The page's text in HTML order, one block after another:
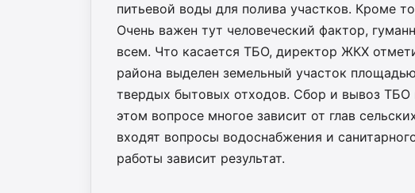
питьевой воды для полива участков. Кроме
Очень важен тут человеческий фактор,
всем. Что касается ТБО, директор ЖКХ
района выделен земельный участок
твердых бытовых отходов. Сбор и вывоз ТБО
этом вопросе многое зависит от глав
входят вопросы водоснабжения и
работы зависит результат.